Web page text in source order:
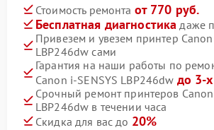
Стоимость ремонта от 770 руб.
Бесплатная диагностика даже
Привезем и увезем принтер Canon
LBP246dw сами
Гарантия на наши работы по
Canon i-SENSYS LBP246dw до 3-
Срочный ремонт принтеров Canon
LBP246dw в течении часа
Скидка для вас до 20%